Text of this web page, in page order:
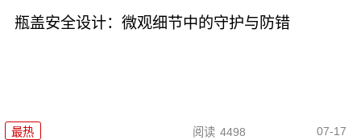
瓶盖安全设计：微观细节中的守护与防错
最热 阅读 4498 07-17